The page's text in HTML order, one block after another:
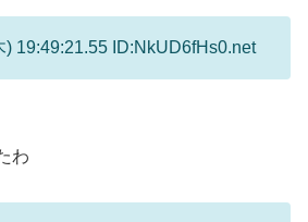
) 19:49:21.55 ID:NkUD6fHs0.net
わ